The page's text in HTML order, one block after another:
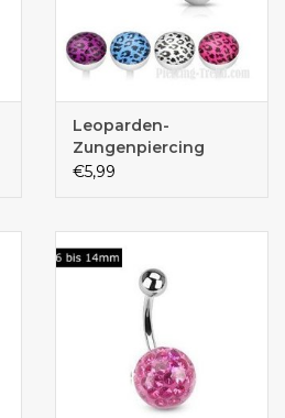
Leoparden-
Zungenpiercing
€5,99